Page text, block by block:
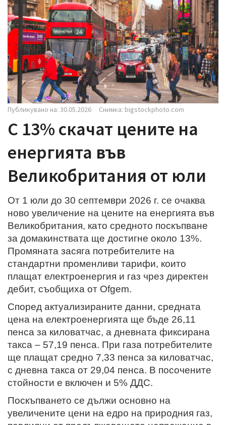
g
a
t
Публикувано на: 30.05.2026 Снимка: bigstockphoto.com
С 13% скачат цените на
енергията във
Великобритания от юли
От 1 юли до 30 септември 2026 г. се очаква
ново увеличение на цените на енергията във
Великобритания, като средното поскъпване
за домакинствата ще достигне около 13%.
Промяната засяга потребителите на
стандартни променливи тарифи, които
плащат електроенергия и газ чрез директен
дебит, съобщиха от Ofgem.
Според актуализираните данни, средната
цена на електроенергията ще бъде 26,11
пенса за киловатчас, а дневната фиксирана
такса – 57,19 пенса. При газа потребителите
ще плащат средно 7,33 пенса за киловатчас,
с дневна такса от 29,04 пенса. В посочените
стойности е включен и 5% ДДС.
Поскъпването се дължи основно на
увеличените цени на едро на природния газ,